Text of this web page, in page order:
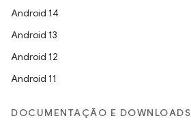
Android 14
Android 13
Android 12
Android 11
DOCUMENTAÇÃO E DOWNLOADS